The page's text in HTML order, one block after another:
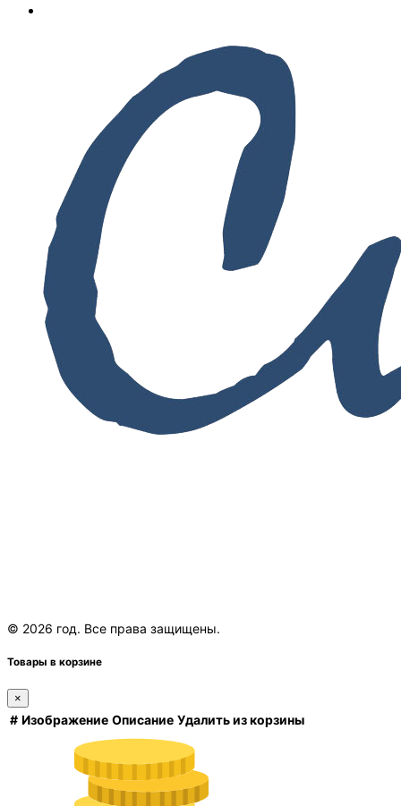
© 2026 год. Все права защищены.
Товары в корзине
×
# Изображение Описание Удалить из корзины